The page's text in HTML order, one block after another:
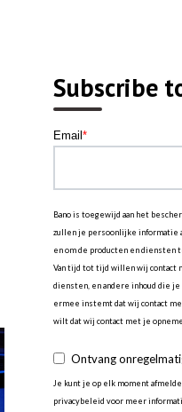
Subscribe
Email*
Bano is toegewijd aan het
zullen je persoonlijke informatie
en om de producten en diensten
Van tijd tot tijd willen wij contact
diensten, en andere inhoud die
ermee instemt dat wij contact
wilt dat wij contact met je
Ontvang
Je kunt je op elk moment
privacybeleid voor meer